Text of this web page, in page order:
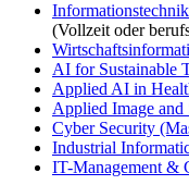
(Vollzeit oder
AI for Sustainable
Applied AI in
Applied Image and
Cyber Security
Industrial
IT-Management &